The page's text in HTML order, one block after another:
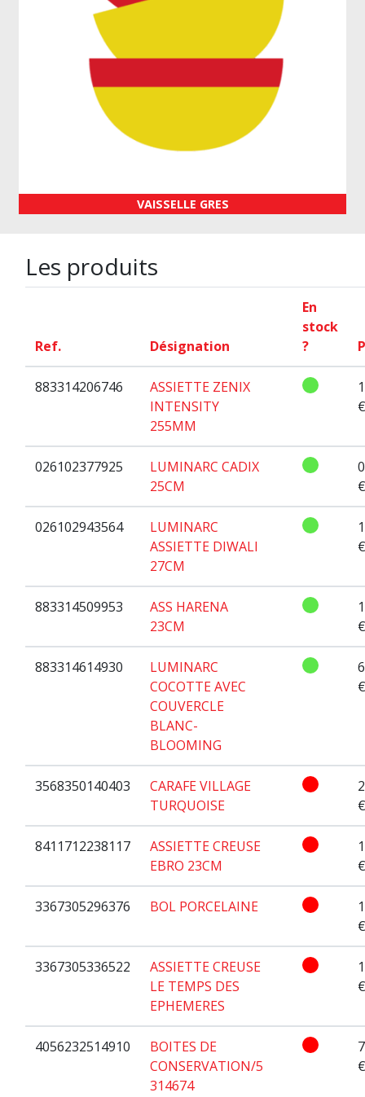
VAISSELLE GRES
Les produits
Ref. Désignation
En
stock
?
883314206746
ASSIETTE ZENIX
INTENSITY
255MM
€
026102377925
LUMINARC CADIX
25CM
€
026102943564
LUMINARC
ASSIETTE DIWALI
27CM
€
883314509953
ASS HARENA
23CM
€
883314614930
LUMINARC
COCOTTE AVEC
COUVERCLE
BLANC-
BLOOMING
€
3568350140403
CARAFE VILLAGE
TURQUOISE
€
8411712238117
ASSIETTE CREUSE
EBRO 23CM
€
3367305296376 BOL PORCELAINE
€
3367305336522
ASSIETTE CREUSE
LE TEMPS DES
EPHEMERES
€
4056232514910
BOITES DE
CONSERVATION/5
314674
€